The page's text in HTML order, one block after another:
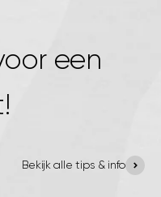
een
Bekijk alle tips & info